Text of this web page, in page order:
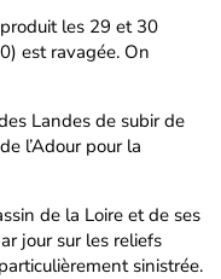
les 29 et 30
est ravagée. On
Landes de subir de
l’Adour pour la
de la Loire et de ses
jour sur les reliefs
sinistrée.